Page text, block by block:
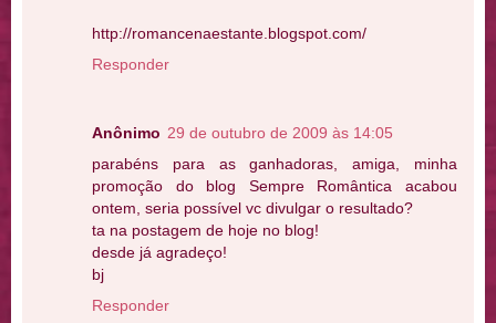
http://romancenaestante.blogspot.com/
Responder
Anônimo 29 de outubro de 2009 às 14:05
parabéns para as ganhadoras, amiga, minha
promoção do blog Sempre Romântica acabou
ontem, seria possível vc divulgar o resultado?
ta na postagem de hoje no blog!
desde já agradeço!
bj
Responder